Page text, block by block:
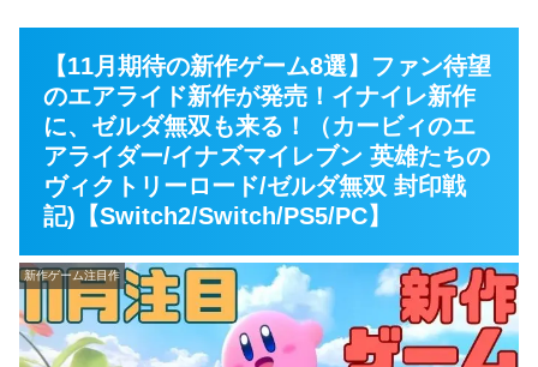
【11月期待の新作ゲーム8選】ファン待望
のエアライド新作が発売！イナイレ新作
に、ゼルダ無双も来る！（カービィのエ
アライダー/イナズマイレブン 英雄たちの
ヴィクトリーロード/ゼルダ無双 封印戦
記)【Switch2/Switch/PS5/PC】
新作ゲーム注目作